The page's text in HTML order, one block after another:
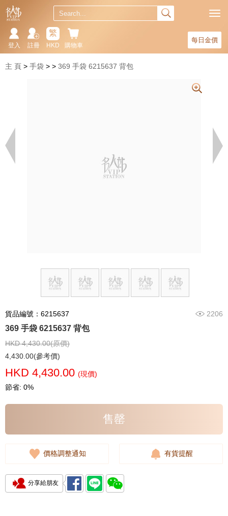
每日金價
購物車
繁
HKD
註冊
登入
主 頁 手袋 369 手袋 6215637 背包
貨品編號：6215637 2206
369 手袋 6215637 背包
HKD 4,430.00(原價)
4,430.00(參考價)
HKD 4,430.00 (現價)
節省: 0%
售罄
價格調整通知 有貨提醒
分享給朋友